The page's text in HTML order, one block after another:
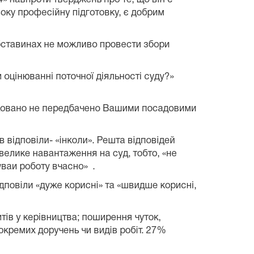
професійну підготовку, є добрим
не можливо провести збори
поточної діяльності суду?»
не передбачено Вашими посадовими
відповіли- «інколи». Решта відповідей
навантаження на суд, тобто, «не
роботу вчасно» .
«дуже корисні» та «швидше корисні,
у керівництва; поширення чуток,
доручень чи видів робіт. 27%